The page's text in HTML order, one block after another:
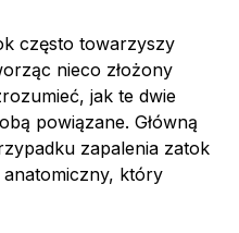
często towarzyszy
nieco złożony
jak te dwie
powiązane. Główną
zapalenia zatok
który